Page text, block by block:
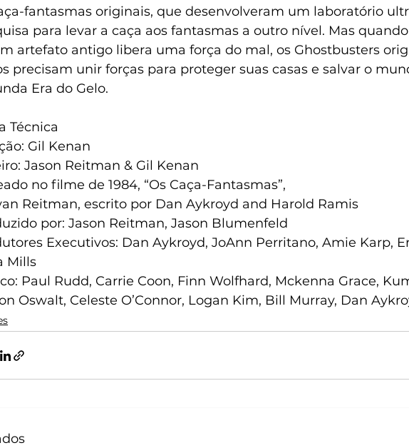
fantasmas originais, que desenvolveram um laboratório
para levar a caça aos fantasmas a outro nível. Mas
artefato antigo libera uma força do mal, os Ghostbusters
precisam unir forças para proteger suas casas e salvar o
Era do Gelo.
Técnica
Gil Kenan
Jason Reitman & Gil Kenan
no filme de 1984, “Os Caça-Fantasmas”,
Reitman, escrito por Dan Aykroyd and Harold Ramis
por: Jason Reitman, Jason Blumenfeld
Executivos: Dan Aykroyd, JoAnn Perritano, Amie Karp,
Mills
Paul Rudd, Carrie Coon, Finn Wolfhard, Mckenna Grace,
Oswalt, Celeste O’Connor, Logan Kim, Bill Murray, Dan